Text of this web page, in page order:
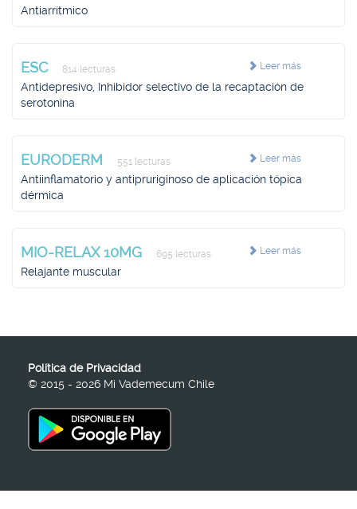
Antiarrítmico
Leer más
ESC 814 lecturas
Antidepresivo, Inhibidor selectivo de la recaptación de
serotonina
Leer más
EURODERM 551 lecturas
Antiinflamatorio y antipruriginoso de aplicación tópica
dérmica
Leer más
MIO-RELAX 10MG 695 lecturas
Relajante muscular
Política de Privacidad
© 2015 - 2026 Mi Vademecum Chile